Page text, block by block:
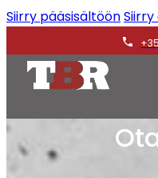
Siirry pääsisältöön